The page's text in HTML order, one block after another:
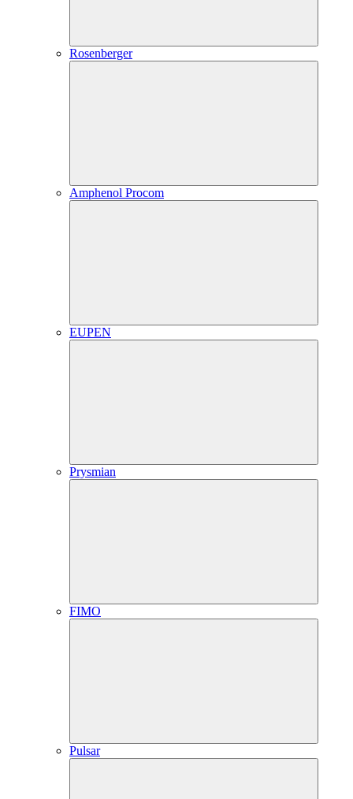
Rosenberger
Amphenol Procom
EUPEN
Prysmian
FIMO
Pulsar